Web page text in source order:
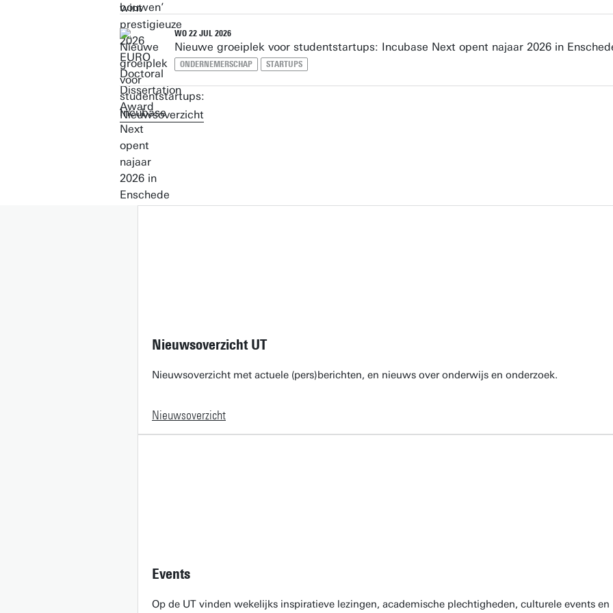
WO 22 JUL 2026
Nieuwe groeiplek voor studentstartups: Incubase Next opent najaar 2026 in
ONDERNEMERSCHAP STARTUPS
Nieuwsoverzicht
Nieuwsoverzicht UT
Nieuwsoverzicht met actuele (pers)berichten, en nieuws over onderwijs en onderzoek.
Nieuwsoverzicht
Events
Op de UT vinden wekelijks inspiratieve lezingen, academische plechtigheden, culturele events